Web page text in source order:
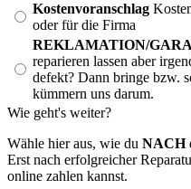
Kostenvoranschlag
oder für die Firma
REKLAMATION/
reparieren lassen aber
defekt? Dann bringe bzw.
kümmern uns darum.
Wie geht's weiter?
Wähle hier aus, wie du NACH
Erst nach erfolgreicher
online zahlen kannst.